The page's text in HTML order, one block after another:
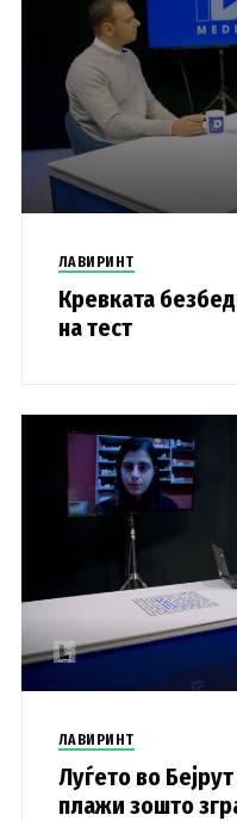
ЛАВИРИНТ
Кревката
на тест
ЛАВИРИНТ
Луѓето во
плажи зошто